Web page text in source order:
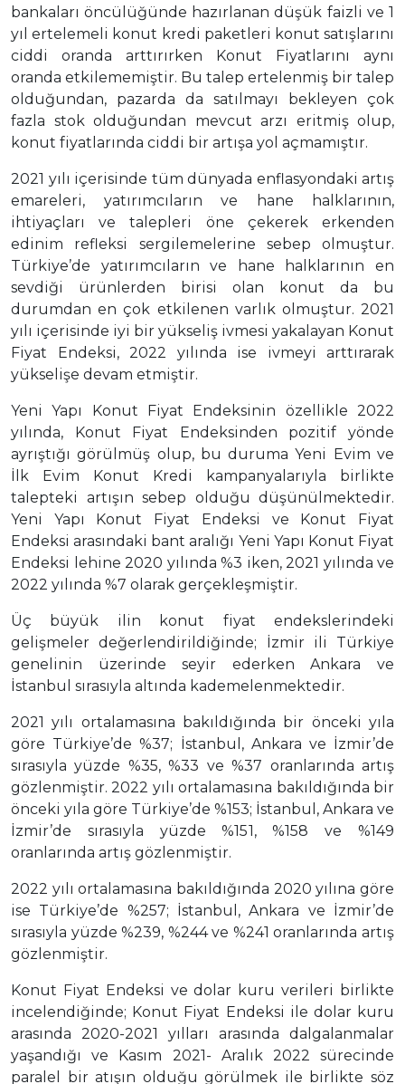
bankaları öncülüğünde hazırlanan düşük faizli ve 1
yıl ertelemeli konut kredi paketleri konut satışlarını
ciddi oranda arttırırken Konut Fiyatlarını aynı
oranda etkilememiştir. Bu talep ertelenmiş bir talep
olduğundan, pazarda da satılmayı bekleyen çok
fazla stok olduğundan mevcut arzı eritmiş olup,
konut fiyatlarında ciddi bir artışa yol açmamıştır.
2021 yılı içerisinde tüm dünyada enflasyondaki artış
emareleri, yatırımcıların ve hane halklarının,
ihtiyaçları ve talepleri öne çekerek erkenden
edinim refleksi sergilemelerine sebep olmuştur.
Türkiye’de yatırımcıların ve hane halklarının en
sevdiği ürünlerden birisi olan konut da bu
durumdan en çok etkilenen varlık olmuştur. 2021
yılı içerisinde iyi bir yükseliş ivmesi yakalayan Konut
Fiyat Endeksi, 2022 yılında ise ivmeyi arttırarak
yükselişe devam etmiştir.
Yeni Yapı Konut Fiyat Endeksinin özellikle 2022
yılında, Konut Fiyat Endeksinden pozitif yönde
ayrıştığı görülmüş olup, bu duruma Yeni Evim ve
İlk Evim Konut Kredi kampanyalarıyla birlikte
talepteki artışın sebep olduğu düşünülmektedir.
Yeni Yapı Konut Fiyat Endeksi ve Konut Fiyat
Endeksi arasındaki bant aralığı Yeni Yapı Konut Fiyat
Endeksi lehine 2020 yılında %3 iken, 2021 yılında ve
2022 yılında %7 olarak gerçekleşmiştir.
Üç büyük ilin konut fiyat endekslerindeki
gelişmeler değerlendirildiğinde; İzmir ili Türkiye
genelinin üzerinde seyir ederken Ankara ve
İstanbul sırasıyla altında kademelenmektedir.
2021 yılı ortalamasına bakıldığında bir önceki yıla
göre Türkiye’de %37; İstanbul, Ankara ve İzmir’de
sırasıyla yüzde %35, %33 ve %37 oranlarında artış
gözlenmiştir. 2022 yılı ortalamasına bakıldığında bir
önceki yıla göre Türkiye’de %153; İstanbul, Ankara ve
İzmir’de sırasıyla yüzde %151, %158 ve %149
oranlarında artış gözlenmiştir.
2022 yılı ortalamasına bakıldığında 2020 yılına göre
ise Türkiye’de %257; İstanbul, Ankara ve İzmir’de
sırasıyla yüzde %239, %244 ve %241 oranlarında artış
gözlenmiştir.
Konut Fiyat Endeksi ve dolar kuru verileri birlikte
incelendiğinde; Konut Fiyat Endeksi ile dolar kuru
arasında 2020-2021 yılları arasında dalgalanmalar
yaşandığı ve Kasım 2021- Aralık 2022 sürecinde
paralel bir atışın olduğu görülmek ile birlikte söz